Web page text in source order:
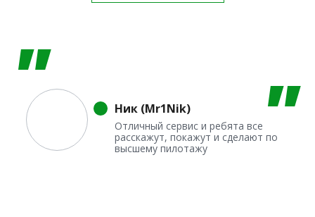
Ник (Mr1Nik)
Отличный сервис и ребята все
расскажут, покажут и сделают по
высшему пилотажу